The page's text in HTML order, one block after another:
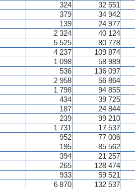
324 32 551
379 34 942
139 24 977
2 324 40 124
5 525 80 778
4 237 109 874
1 098 58 989
536 136 097
2 958 56 864
1 798 94 855
434 39 725
187 24 844
239 99 210
1 731 17 537
952 77 006
195 85 562
394 21 257
265 128 474
933 59 521
6 870 132 537